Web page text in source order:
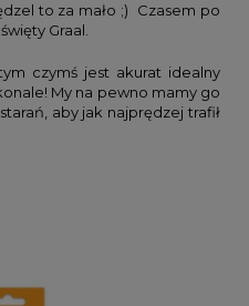
to za mało ;) Czasem po
Graal.
czymś jest akurat idealny
My na pewno mamy go
aby jak najprędzej trafił